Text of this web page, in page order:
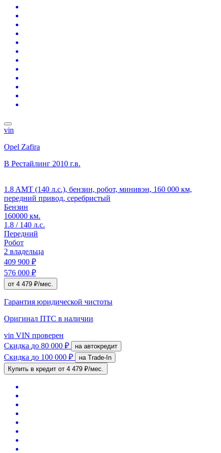
vin
Opel Zafira
B Рестайлинг 2010 г.в.
1.8 AMT (140 л.с.), бензин, робот, минивэн, 160 000 км,
передний привод, серебристый
Бензин
160000 км.
1.8 / 140 л.с.
Передний
Робот
2 владельца
409 900 ₽
576 000 ₽
от 4 479 ₽/мес.
Гарантия юридической чистоты
Оригинал ПТС в наличии
vin VIN проверен
Скидка до 80 000 ₽ на автокредит
Скидка до 100 000 ₽
на Trade-In
Купить в кредит от 4 479 ₽/мес.